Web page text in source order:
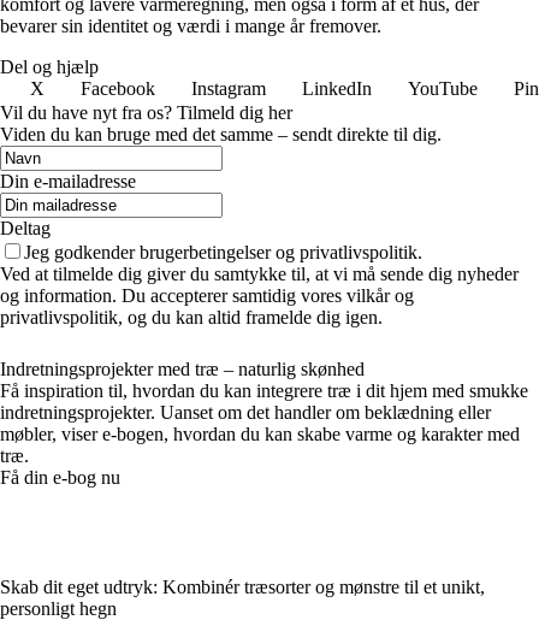
bevarer sin identitet og værdi i mange år fremover.
Del og hjælp
X
Facebook Instagram LinkedIn YouTube
Vil du have nyt fra os? Tilmeld dig her
Viden du kan bruge med det samme – sendt direkte til dig.
Din e-mailadresse
Deltag
Jeg godkender brugerbetingelser og privatlivspolitik.
Ved at tilmelde dig giver du samtykke til, at vi må sende dig nyheder
og information. Du accepterer samtidig vores vilkår og
privatlivspolitik, og du kan altid framelde dig igen.
Indretningsprojekter med træ – naturlig skønhed
Få inspiration til, hvordan du kan integrere træ i dit hjem med smukke
indretningsprojekter. Uanset om det handler om beklædning eller
møbler, viser e-bogen, hvordan du kan skabe varme og karakter med
træ.
Få din e-bog nu
Skab dit eget udtryk: Kombinér træsorter og mønstre til et unikt,
personligt hegn